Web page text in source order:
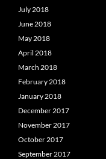
July 2018
June 2018
May 2018
April 2018
March 2018
February 2018
January 2018
December 2017
November 2017
October 2017
September 2017